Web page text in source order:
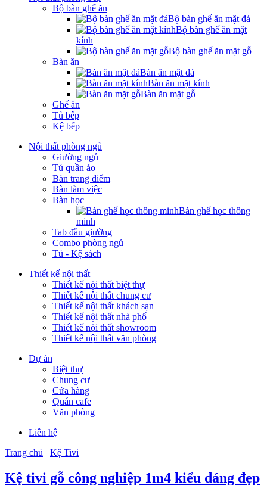
Bộ bàn ghế ăn
Bộ bàn ghế ăn mặt đá
Bộ bàn ghế ăn mặt
kính
Bộ bàn ghế ăn mặt gỗ
Bàn ăn
Bàn ăn mặt đá
Bàn ăn mặt kính
Bàn ăn mặt gỗ
Ghế ăn
Tủ bếp
Kệ bếp
Nội thất phòng ngủ
Giường ngủ
Tủ quần áo
Bàn trang điểm
Bàn làm việc
Bàn học
Bàn ghế học thông
minh
Tab đầu giường
Combo phòng ngủ
Tủ - Kệ sách
Thiết kế nội thất
Thiết kế nội thất biệt thự
Thiết kế nội thất chung cư
Thiết kế nội thất khách sạn
Thiết kế nội thất nhà phố
Thiết kế nội thất showroom
Thiết kế nội thất văn phòng
Dự án
Biệt thự
Chung cư
Cửa hàng
Quán cafe
Văn phòng
Liên hệ
Trang chủ
Kệ Tivi
Kệ tivi gỗ công nghiệp 1m4 kiểu dáng đẹp